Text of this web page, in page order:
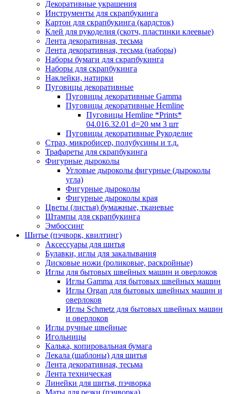
Декоративные украшения
Инструменты для скрапбукинга
Картон для скрапбукинга (кардсток)
Клей для рукоделия (скотч, пластинки клеевые)
Лента декоративная, тесьма
Лента декоративная, тесьма (наборы)
Наборы бумаги для скрапбукинга
Наборы для скрапбукинга
Наклейки, натирки
Пуговицы декоративные
Пуговицы декоративные Gamma
Пуговицы декоративные Hemline
Пуговицы Hemline *Prints*
04.016.32.01 d=20 мм 3 шт
Пуговицы декоративные Рукоделие
Страз, микробисер, полубусины и т.д.
Трафареты для скрапбукинга
Фигурные дыроколы
Угловые дыроколы фигурные (дыроколы
угла)
Фигурные дыроколы
Фигурные дыроколы края
Цветы (листья) бумажные, тканевые
Штампы для скрапбукинга
Эмбоссинг
Шитье (пэчворк, квилтинг)
Аксессуары для шитья
Булавки, иглы для закалывания
Дисковые ножи (роликовые, раскройные)
Иглы для бытовых швейных машин и оверлоков
Иглы Gamma для бытовых швейных машин
Иглы Organ для бытовых швейных машин и
оверлоков
Иглы Schmetz для бытовых швейных машин
и оверлоков
Иглы ручные швейные
Игольницы
Калька, копировальная бумага
Лекала (шаблоны) для шитья
Лента декоративная, тесьма
Лента техническая
Линейки для шитья, пэчворка
Маты для резки (пэчворка)